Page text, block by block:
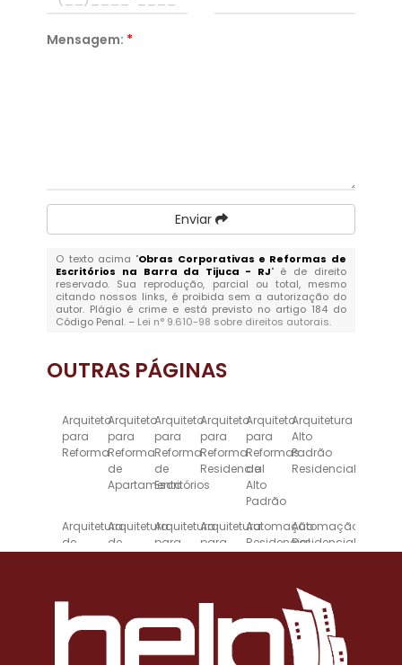
Mensagem: *
Enviar
O texto acima "Obras Corporativas e Reformas de
Escritórios na Barra da Tijuca - RJ" é de direito
reservado. Sua reprodução, parcial ou total, mesmo
citando nossos links, é proibida sem a autorização do
autor. Plágio é crime e está previsto no artigo 184 do
Código Penal. – Lei n° 9.610-98 sobre direitos autorais.
OUTRAS PÁGINAS
Arquiteto
para
Reforma
Arquiteto
para
Reforma
de
Apartamento
Arquiteto
para
Reforma
de
Escritórios
Arquiteto
para
Reforma
Residencial
Arquiteto
para
Reformas
de
Alto
Padrão
Arquitetura
Alto
Padrão
Residencial
Arquitetura
de
Arquitetura
de
Alto
Padrão
Arquitetura
para
Arquitetura
para
Automação
Residencial
Automação
Residencial
Alto
Padrão